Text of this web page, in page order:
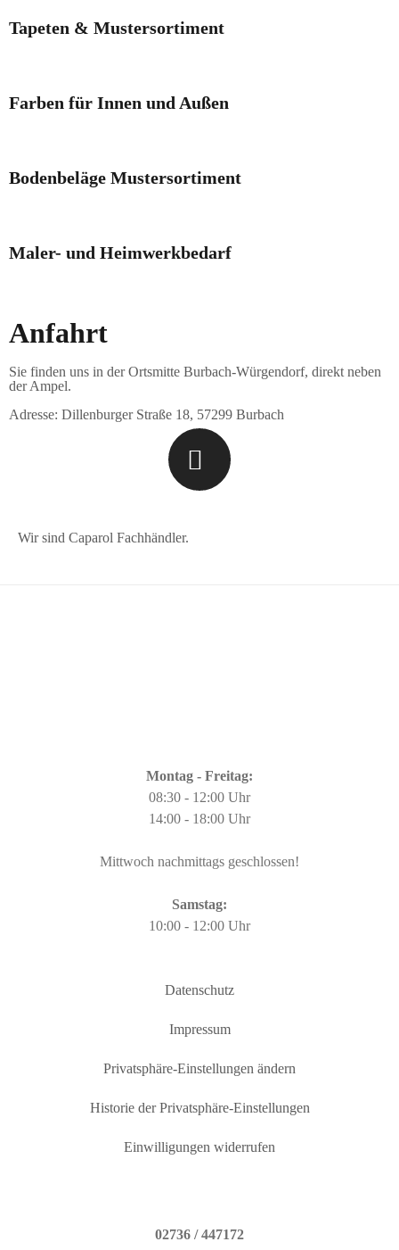
Tapeten & Mustersortiment
Farben für Innen und Außen
Bodenbeläge Mustersortiment
Maler- und Heimwerkbedarf
Anfahrt
Sie finden uns in der Ortsmitte Burbach-Würgendorf, direkt neben
der Ampel.
Adresse: Dillenburger Straße 18, 57299 Burbach
Wir sind Caparol Fachhändler.
Montag - Freitag:
08:30 - 12:00 Uhr
14:00 - 18:00 Uhr
Mittwoch nachmittags geschlossen!
Samstag:
10:00 - 12:00 Uhr
Datenschutz
Impressum
Privatsphäre-Einstellungen ändern
Historie der Privatsphäre-Einstellungen
Einwilligungen widerrufen
02736 / 447172